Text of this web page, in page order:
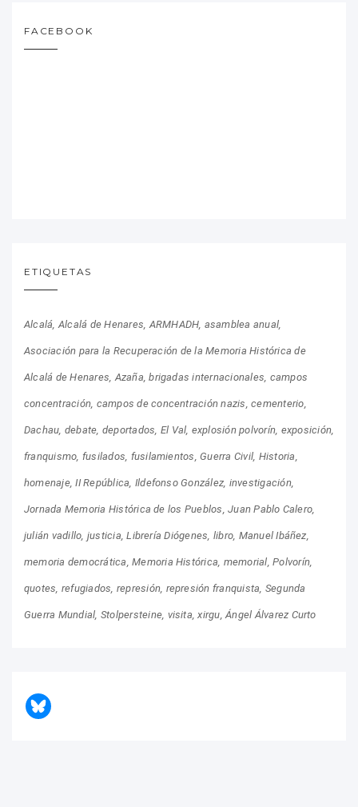
FACEBOOK
ETIQUETAS
Alcalá Alcalá de Henares ARMHADH asamblea anual
Asociación para la Recuperación de la Memoria Histórica de
Alcalá de Henares Azaña brigadas internacionales campos
concentración campos de concentración nazis cementerio
Dachau debate deportados El Val explosión polvorín exposición
franquismo fusilados fusilamientos Guerra Civil Historia
homenaje II República Ildefonso González investigación
Jornada Memoria Histórica de los Pueblos Juan Pablo Calero
julián vadillo justicia Librería Diógenes libro Manuel Ibáñez
memoria democrática Memoria Histórica memorial Polvorín
quotes refugiados represión represión franquista Segunda
Guerra Mundial Stolpersteine visita xirgu Ángel Álvarez Curto